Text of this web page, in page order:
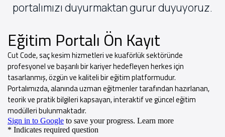
portalımızı duyurmaktan gurur duyuyoruz.